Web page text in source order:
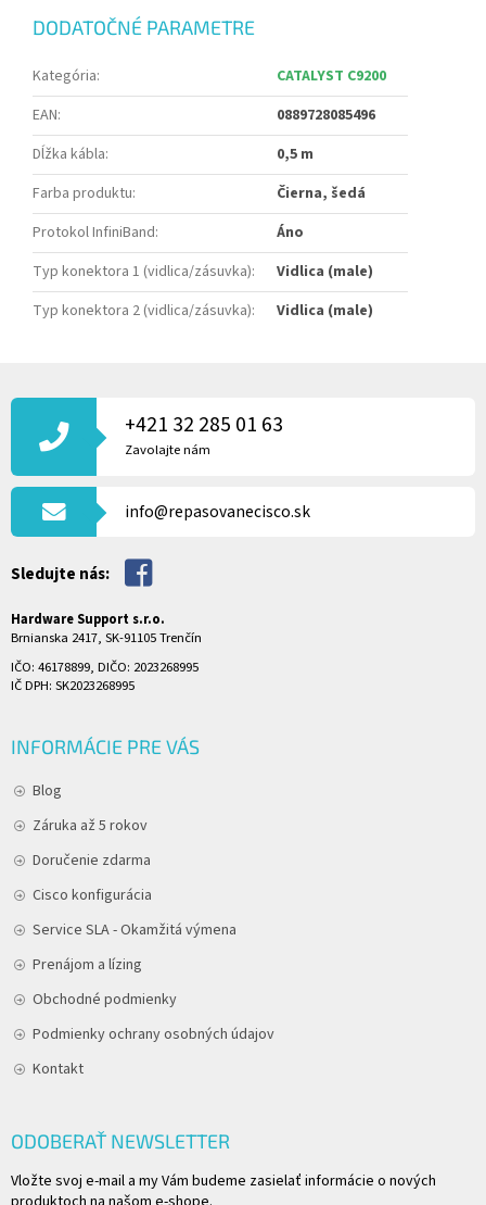
DODATOČNÉ PARAMETRE
Kategória:
CATALYST C9200
EAN:
0889728085496
Dĺžka kábla:
0,5 m
Farba produktu:
Čierna, šedá
Protokol InfiniBand:
Áno
Typ konektora 1 (vidlica/zásuvka):
Vidlica (male)
Typ konektora 2 (vidlica/zásuvka): Vidlica (male)
Á
T
+421 32 285 01 63
Zavolajte nám
info@repasovanecisco.sk
Sledujte nás:
Hardware Support s.r.o.
Brnianska 2417, SK-91105 Trenčín
IČO: 46178899, DIČO: 2023268995
IČ DPH: SK2023268995
INFORMÁCIE PRE VÁS
Blog
Záruka až 5 rokov
Doručenie zdarma
Cisco konfigurácia
Service SLA - Okamžitá výmena
Prenájom a lízing
Obchodné podmienky
Podmienky ochrany osobných údajov
Kontakt
ODOBERAŤ NEWSLETTER
Vložte svoj e-mail a my Vám budeme zasielať informácie o nových